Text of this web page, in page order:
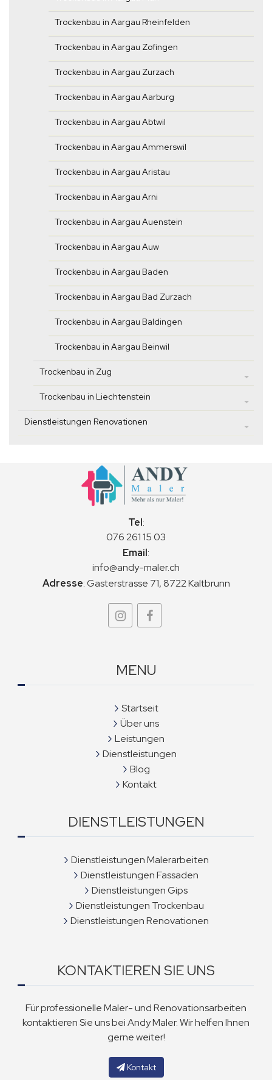
Trockenbau in Aargau Rheinfelden
Trockenbau in Aargau Zofingen
Trockenbau in Aargau Zurzach
Trockenbau in Aargau Aarburg
Trockenbau in Aargau Abtwil
Trockenbau in Aargau Ammerswil
Trockenbau in Aargau Aristau
Trockenbau in Aargau Arni
Trockenbau in Aargau Auenstein
Trockenbau in Aargau Auw
Trockenbau in Aargau Baden
Trockenbau in Aargau Bad Zurzach
Trockenbau in Aargau Baldingen
Trockenbau in Aargau Beinwil
Trockenbau in Zug
Trockenbau in Liechtenstein
Dienstleistungen Renovationen
Tel:
076 261 15 03
Email:
info@andy-maler.ch
Adresse:Gasterstrasse 71, 8722 Kaltbrunn
MENU
Startseit
Über uns
Leistungen
Dienstleistungen
Blog
Kontakt
DIENSTLEISTUNGEN
Dienstleistungen Malerarbeiten
Dienstleistungen Fassaden
Dienstleistungen Gips
Dienstleistungen Trockenbau
Dienstleistungen Renovationen
KONTAKTIEREN SIE UNS
Für professionelle Maler- und Renovationsarbeiten
kontaktieren Sie uns bei Andy Maler. Wir helfen Ihnen
gerne weiter!
Kontakt